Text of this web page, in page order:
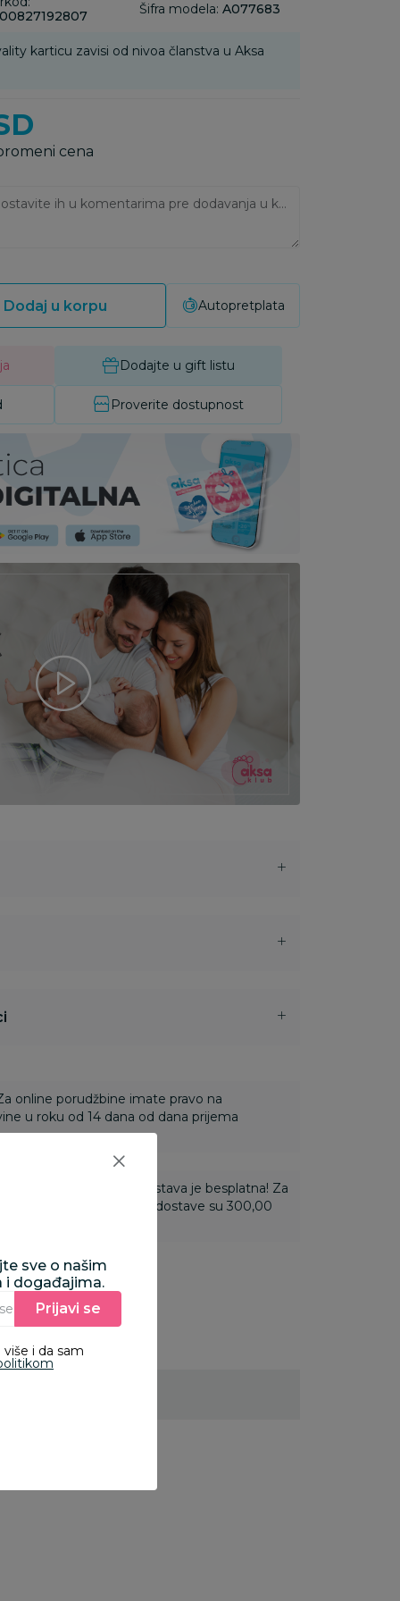
Šifra modela: A077683
karticu zavisi od nivoa članstva u Aksa
cena
Ukoliko imate napomene, ostavite ih u komentarima pre dodavanja u korpu:
Dodaj u korpu Autopretplata
Dodajte u gift listu
Proverite dostupnost
online porudžbine imate pravo na
u roku od 14 dana od dana prijema
3.500,00 rsd i više dostava je besplatna! Za
3.499,99 rsd troškovi dostave su 300,00
sve o našim
i događajima.
Unesite Vašu e‑mail adresu da biste se prijavili na newsletter.
Prijavi se
i da sam